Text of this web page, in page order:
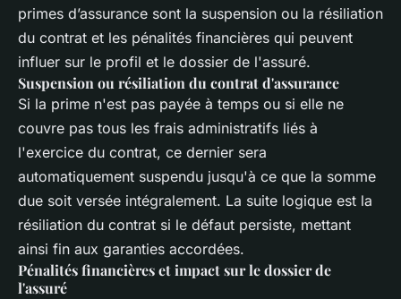
primes d’assurance sont la suspension ou la résiliation
du contrat et les pénalités financières qui peuvent
influer sur le profil et le dossier de l'assuré.
Suspension ou résiliation du contrat d'assurance
Si la prime n'est pas payée à temps ou si elle ne
couvre pas tous les frais administratifs liés à
l'exercice du contrat, ce dernier sera
automatiquement suspendu jusqu'à ce que la somme
due soit versée intégralement. La suite logique est la
résiliation du contrat si le défaut persiste, mettant
ainsi fin aux garanties accordées.
Pénalités financières et impact sur le dossier de
l'assuré